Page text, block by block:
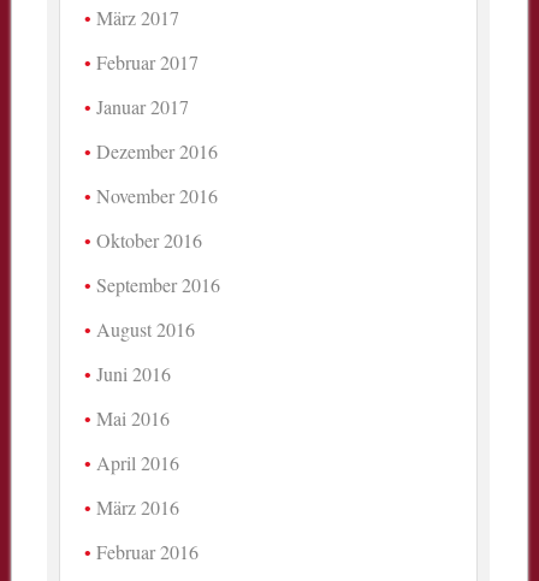
März 2017
Februar 2017
Januar 2017
Dezember 2016
November 2016
Oktober 2016
September 2016
August 2016
Juni 2016
Mai 2016
April 2016
März 2016
Februar 2016